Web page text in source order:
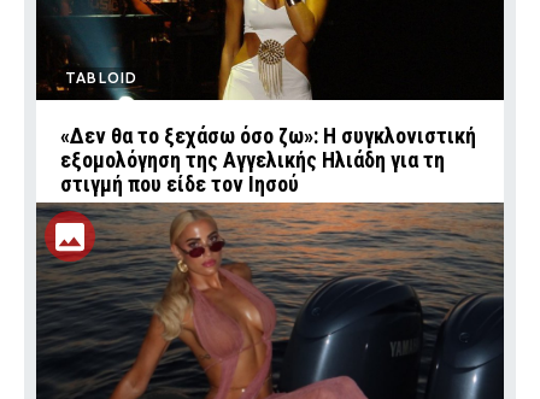
TABLOID
«Δεν θα το ξεχάσω όσο ζω»: Η συγκλονιστική
εξομολόγηση της Αγγελικής Ηλιάδη για τη
στιγμή που είδε τον Ιησού